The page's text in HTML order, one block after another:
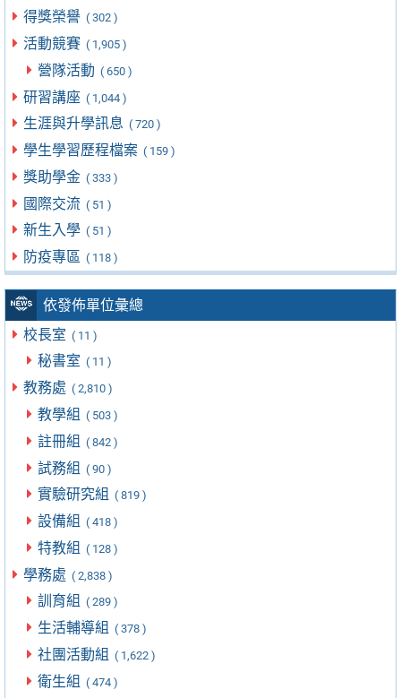
得獎榮譽 ( 302 )
活動競賽 ( 1,905 )
營隊活動 ( 650 )
研習講座 ( 1,044 )
生涯與升學訊息 ( 720 )
學生學習歷程檔案 ( 159 )
獎助學金 ( 333 )
國際交流 ( 51 )
新生入學 ( 51 )
防疫專區 ( 118 )
依發佈單位彙總
校長室 ( 11 )
秘書室 ( 11 )
教務處 ( 2,810 )
教學組 ( 503 )
註冊組 ( 842 )
試務組 ( 90 )
實驗研究組 ( 819 )
設備組 ( 418 )
特教組 ( 128 )
學務處 ( 2,838 )
訓育組 ( 289 )
生活輔導組 ( 378 )
社團活動組 ( 1,622 )
衛生組 ( 474 )